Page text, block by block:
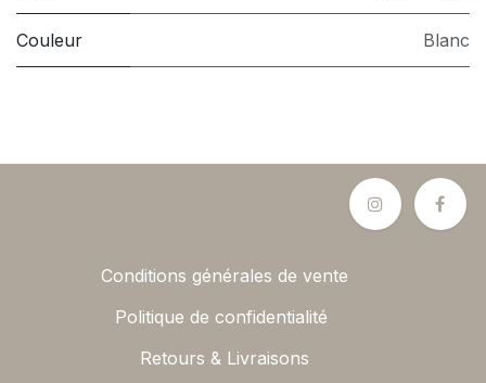
Couleur Blanc
Conditions générales de vente
Politique de confidentialité
Retours & Livraisons